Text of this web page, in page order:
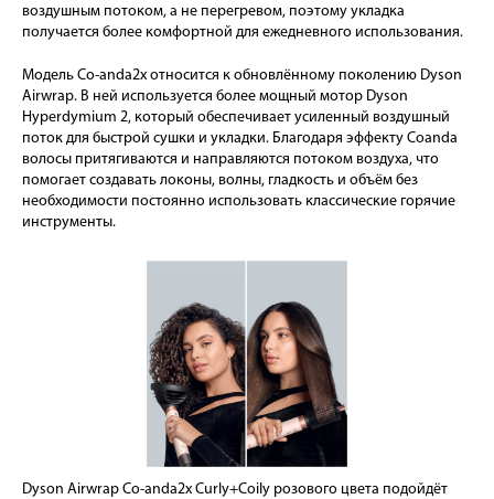
воздушным потоком, а не перегревом, поэтому укладка
получается более комфортной для ежедневного использования.
Модель Co-anda2x относится к обновлённому поколению Dyson
Airwrap. В ней используется более мощный мотор Dyson
Hyperdymium 2, который обеспечивает усиленный воздушный
поток для быстрой сушки и укладки. Благодаря эффекту Coanda
волосы притягиваются и направляются потоком воздуха, что
помогает создавать локоны, волны, гладкость и объём без
необходимости постоянно использовать классические горячие
инструменты.
Dyson Airwrap Co-anda2x Curly+Coily розового цвета подойдёт